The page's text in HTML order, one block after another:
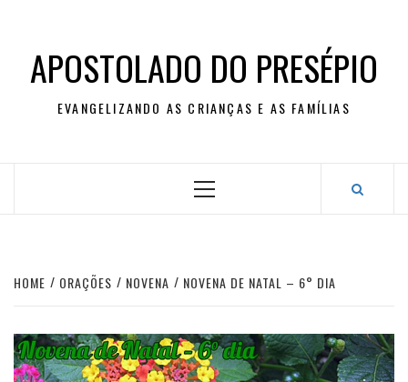
APOSTOLADO DO PRESÉPIO
EVANGELIZANDO AS CRIANÇAS E AS FAMÍLIAS
Primary
HOME ORAÇÕES NOVENA NOVENA DE NATAL – 6° DIA